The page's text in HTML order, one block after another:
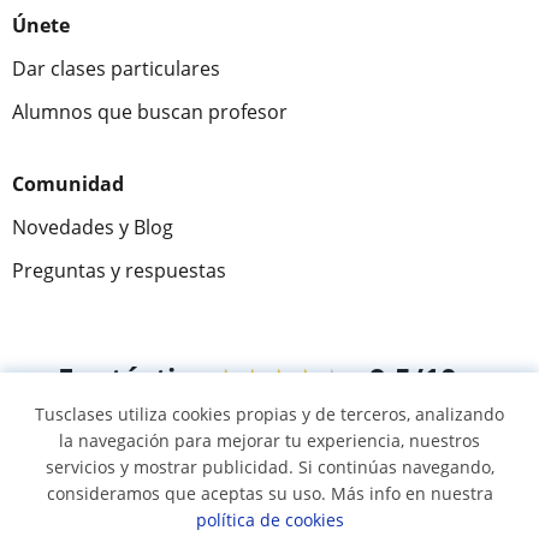
Únete
Dar clases particulares
Alumnos que buscan profesor
Comunidad
Novedades y Blog
Preguntas y respuestas
Fantástica★★★★★ 9,5/10
305915 opiniones de alumnos
© 2007 - 2026 Tusclases.com.uy
Tusclases utiliza cookies propias y de terceros, analizando
la navegación para mejorar tu experiencia, nuestros
servicios y mostrar publicidad. Si continúas navegando,
consideramos que aceptas su uso. Más info en nuestra
política de cookies